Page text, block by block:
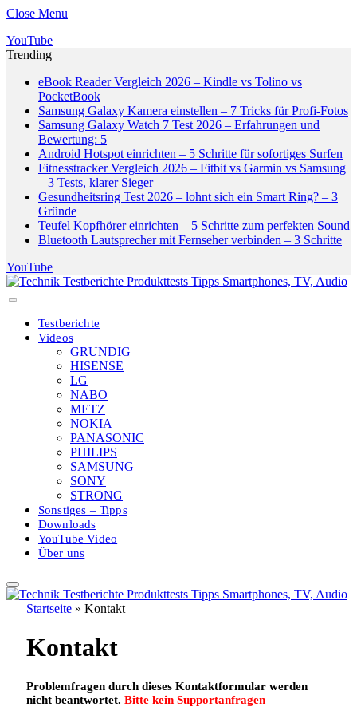
Close Menu
YouTube
Trending
eBook Reader Vergleich 2026 – Kindle vs Tolino vs
PocketBook
Samsung Galaxy Kamera einstellen – 7 Tricks für Profi-Fotos
Samsung Galaxy Watch 7 Test 2026 – Erfahrungen und
Bewertung: 5
Android Hotspot einrichten – 5 Schritte für sofortiges Surfen
Fitnesstracker Vergleich 2026 – Fitbit vs Garmin vs Samsung
– 3 Tests, klarer Sieger
Gesundheitsring Test 2026 – lohnt sich ein Smart Ring? – 3
Gründe
Teufel Kopfhörer einrichten – 5 Schritte zum perfekten Sound
Bluetooth Lautsprecher mit Fernseher verbinden – 3 Schritte
YouTube
Testberichte
Videos
GRUNDIG
HISENSE
LG
NABO
METZ
NOKIA
PANASONIC
PHILIPS
SAMSUNG
SONY
STRONG
Sonstiges – Tipps
Downloads
YouTube Video
Über uns
Startseite » Kontakt
Kontakt
Problemfragen durch dieses Kontaktformular werden
nicht beantwortet. Bitte kein Supportanfragen